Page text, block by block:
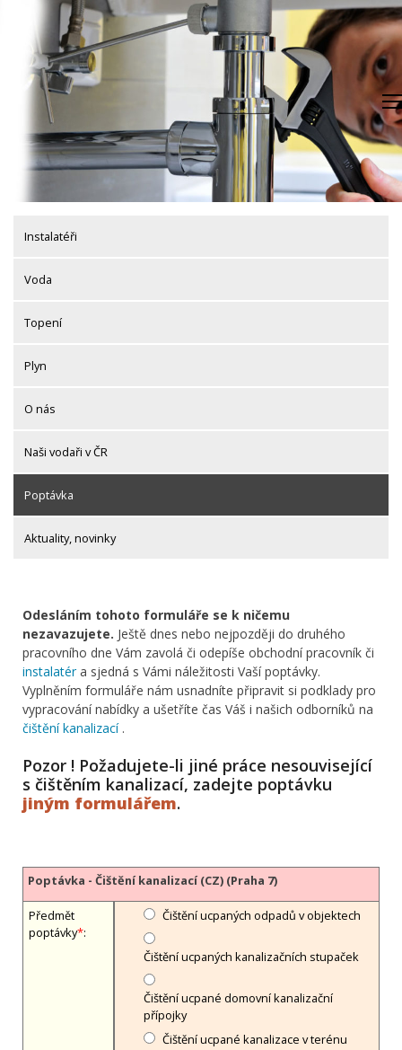
content
Instalatéři
Voda
Topení
Plyn
O nás
Naši vodaři v ČR
Poptávka
Aktuality, novinky
Odesláním tohoto formuláře se k ničemu
nezavazujete. Ještě dnes nebo nejpozději do druhého
pracovního dne Vám zavolá či odepíše obchodní pracovník či
instalatéra sjedná s Vámi náležitosti Vaší poptávky.
Vyplněním formuláře nám usnadníte připravit si podklady pro
vypracování nabídky a ušetříte čas Váš i našich odborníků na
čištění kanalizací.
Pozor ! Požadujete-li jiné práce nesouvisející
s čištěním kanalizací, zadejte poptávku
jiným formulářem.
Poptávka - Čištění kanalizací (CZ) (Praha 7)
Předmět
poptávky*:
Čištění ucpaných odpadů v objektech
Čištění ucpaných kanalizačních stupaček
Čištění ucpané domovní kanalizační
přípojky
Čištění ucpané kanalizace v terénu